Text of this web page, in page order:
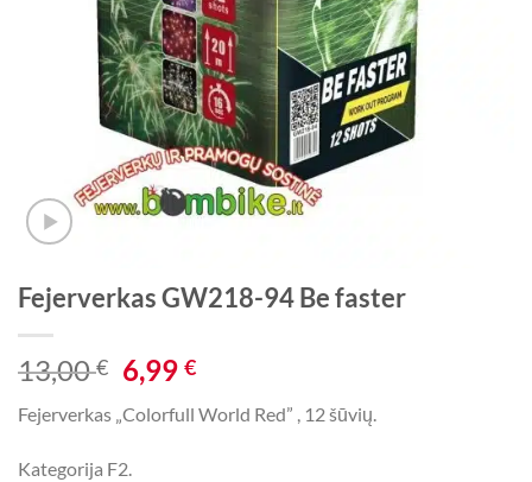
Fejerverkas GW218-94 Be faster
13,00€ Original
price
was:
13,00 €.
6,99€Current
is:
Fejerverkas „Colorfull World Red” , 12 šūvių.
Kategorija F2.